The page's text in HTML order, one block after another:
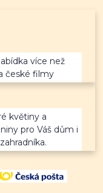
více než
české filmy
květiny a
pro Váš dům i